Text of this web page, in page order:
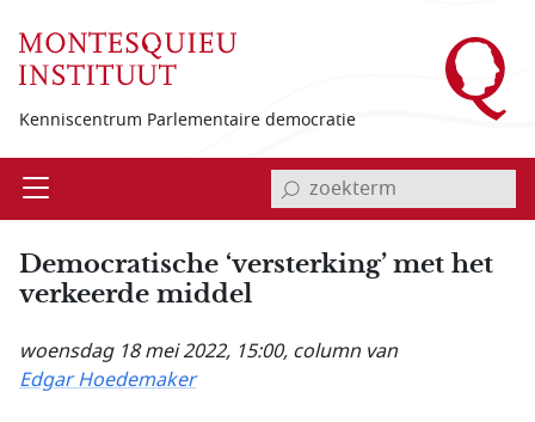
Kenniscentrum Parlementaire democratie
Open invoerveld zoekterm
Democratische ‘versterking’ met het
verkeerde middel
woensdag 18 mei 2022, 15:00, column van
Edgar Hoedemaker